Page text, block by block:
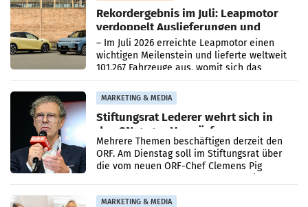
Rekordergebnis im Juli: Leapmotor
verdoppelt Auslieferungen und
überschreitet die 100.000er-Marke
– Im Juli 2026 erreichte Leapmotor einen
wichtigen Meilenstein und lieferte weltweit
101.267 Fahrzeuge aus, womit sich das
Ergebnis gegenüber Juli 2025 mehr als
verdoppelte (+102
MARKETING & MEDIA
Stiftungsrat Lederer wehrt sich in
den SN gegen Vorwürfe
Mehrere Themen beschäftigen derzeit den
ORF. Am Dienstag soll im Stiftungsrat über
die vom neuen ORF-Chef Clemens Pig
MARKETING & MEDIA